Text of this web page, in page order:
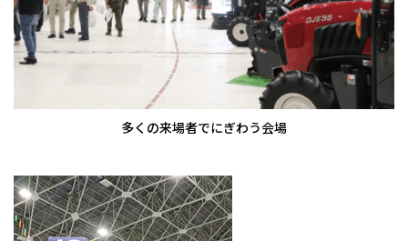
多くの来場者でにぎわう会場